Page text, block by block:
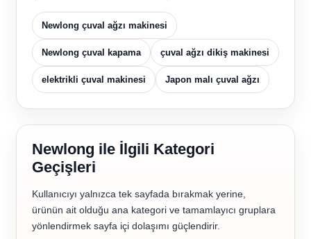
Newlong çuval ağzı makinesi
Newlong çuval kapama çuval ağzı dikiş makinesi
elektrikli çuval makinesi Japon malı çuval ağzı
Newlong ile İlgili Kategori
Geçişleri
Kullanıcıyı yalnızca tek sayfada bırakmak yerine,
ürünün ait olduğu ana kategori ve tamamlayıcı gruplara
yönlendirmek sayfa içi dolaşımı güçlendirir.